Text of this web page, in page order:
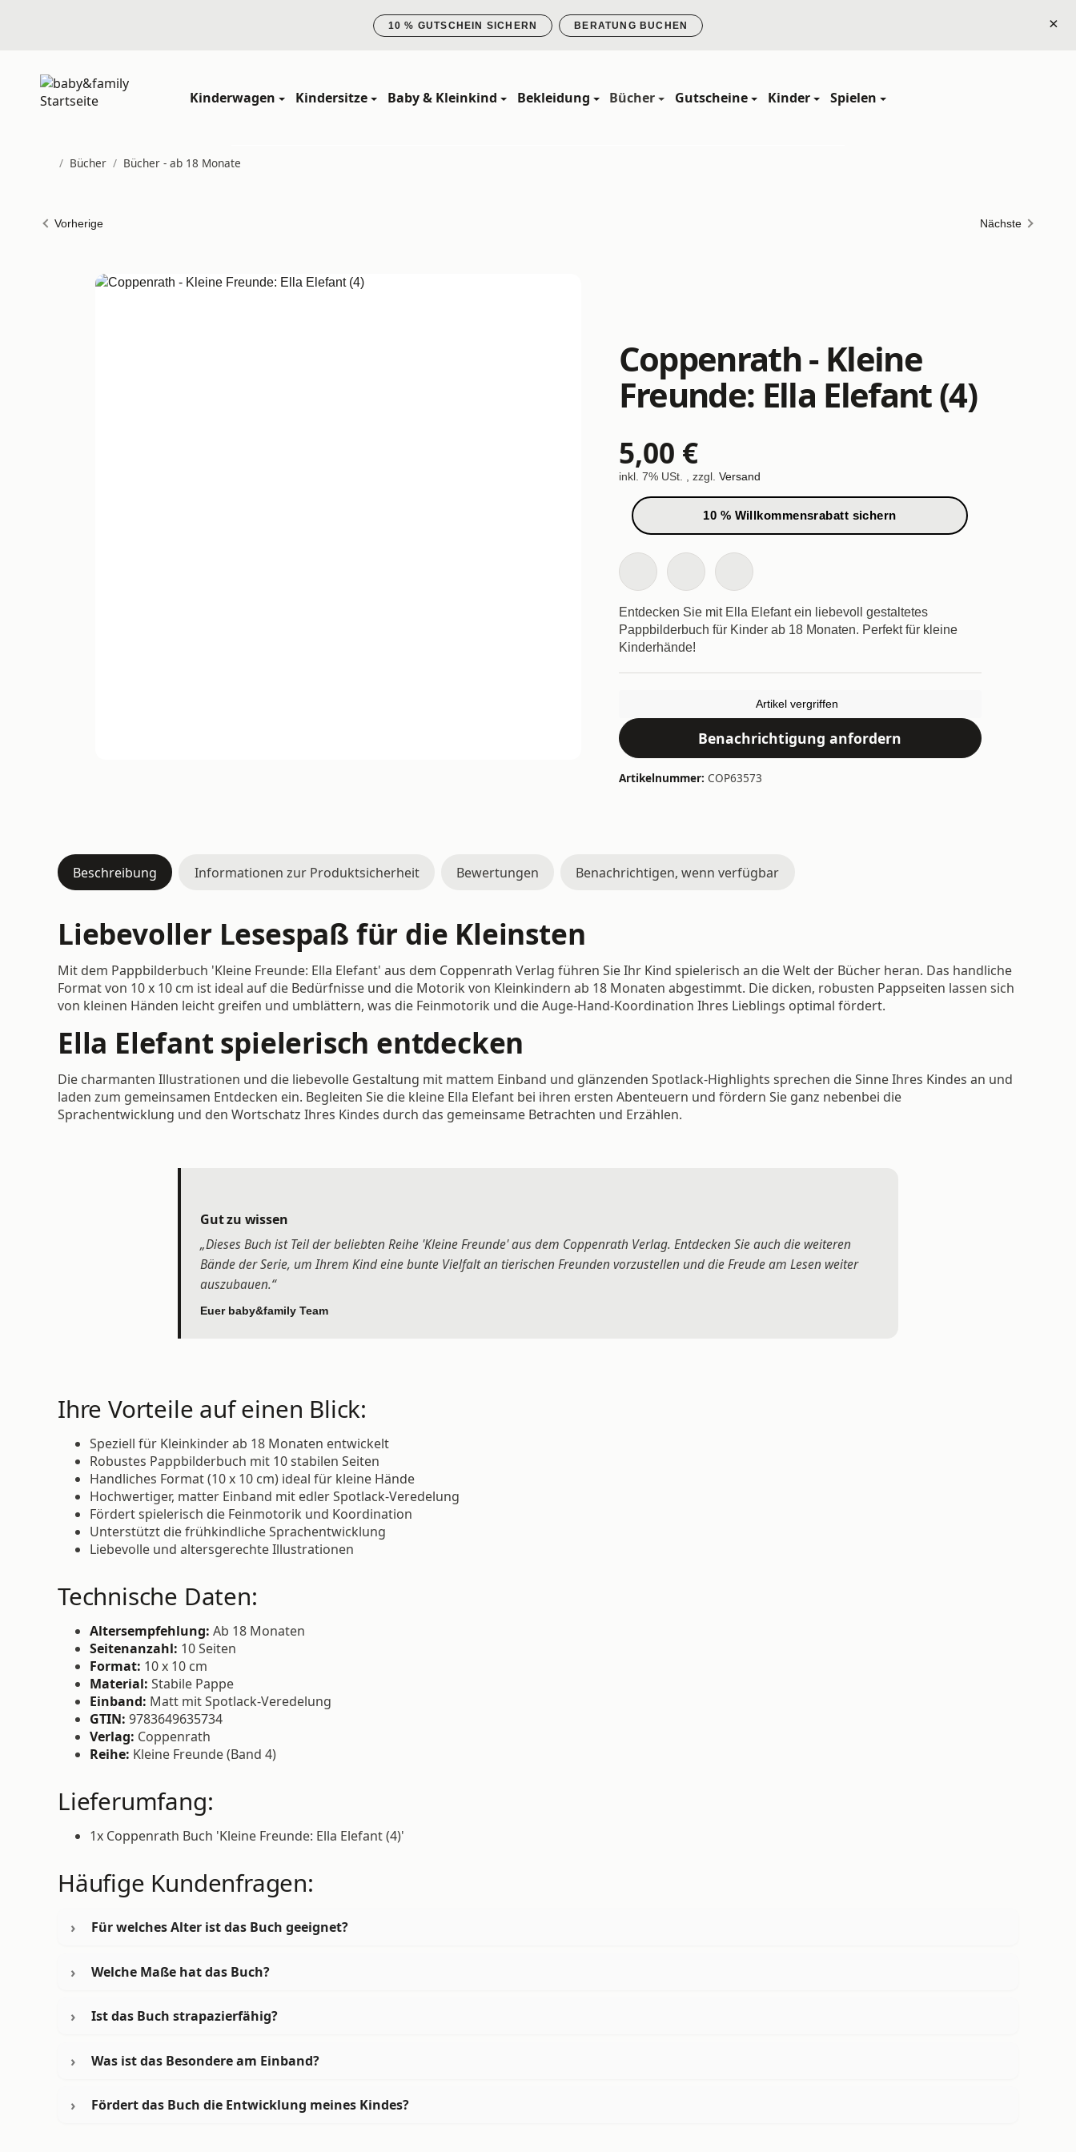
10 % GUTSCHEIN SICHERN BERATUNG BUCHEN ×
Kinderwagen Kindersitze Baby & Kleinkind Bekleidung Bücher Gutscheine Kinder Spielen
/ Bücher / Bücher - ab 18 Monate
Vorherige Nächste
Coppenrath - Kleine
Freunde: Ella Elefant (4)
5,00 €
inkl. 7% USt. , zzgl. Versand
10 % Willkommensrabatt sichern
Entdecken Sie mit Ella Elefant ein liebevoll gestaltetes
Pappbilderbuch für Kinder ab 18 Monaten. Perfekt für kleine
Kinderhände!
Artikel vergriffen
Benachrichtigung anfordern
Artikelnummer: COP63573
Beschreibung Informationen zur Produktsicherheit Bewertungen Benachrichtigen, wenn verfügbar
Liebevoller Lesespaß für die Kleinsten
Mit dem Pappbilderbuch 'Kleine Freunde: Ella Elefant' aus dem Coppenrath Verlag führen Sie Ihr Kind spielerisch an die Welt der Bücher heran. Das handliche
Format von 10 x 10 cm ist ideal auf die Bedürfnisse und die Motorik von Kleinkindern ab 18 Monaten abgestimmt. Die dicken, robusten Pappseiten lassen sich
von kleinen Händen leicht greifen und umblättern, was die Feinmotorik und die Auge-Hand-Koordination Ihres Lieblings optimal fördert.
Ella Elefant spielerisch entdecken
Die charmanten Illustrationen und die liebevolle Gestaltung mit mattem Einband und glänzenden Spotlack-Highlights sprechen die Sinne Ihres Kindes an und
laden zum gemeinsamen Entdecken ein. Begleiten Sie die kleine Ella Elefant bei ihren ersten Abenteuern und fördern Sie ganz nebenbei die
Sprachentwicklung und den Wortschatz Ihres Kindes durch das gemeinsame Betrachten und Erzählen.
Gut zu wissen
„Dieses Buch ist Teil der beliebten Reihe 'Kleine Freunde' aus dem Coppenrath Verlag. Entdecken Sie auch die weiteren
Bände der Serie, um Ihrem Kind eine bunte Vielfalt an tierischen Freunden vorzustellen und die Freude am Lesen weiter
auszubauen.“
Euer baby&family Team
Ihre Vorteile auf einen Blick:
Speziell für Kleinkinder ab 18 Monaten entwickelt
Robustes Pappbilderbuch mit 10 stabilen Seiten
Handliches Format (10 x 10 cm) ideal für kleine Hände
Hochwertiger, matter Einband mit edler Spotlack-Veredelung
Fördert spielerisch die Feinmotorik und Koordination
Unterstützt die frühkindliche Sprachentwicklung
Liebevolle und altersgerechte Illustrationen
Technische Daten:
Altersempfehlung: Ab 18 Monaten
Seitenanzahl: 10 Seiten
Format: 10 x 10 cm
Material: Stabile Pappe
Einband: Matt mit Spotlack-Veredelung
GTIN: 9783649635734
Verlag: Coppenrath
Reihe: Kleine Freunde (Band 4)
Lieferumfang:
1x Coppenrath Buch 'Kleine Freunde: Ella Elefant (4)'
Häufige Kundenfragen:
Für welches Alter ist das Buch geeignet?
Welche Maße hat das Buch?
Ist das Buch strapazierfähig?
Was ist das Besondere am Einband?
Fördert das Buch die Entwicklung meines Kindes?